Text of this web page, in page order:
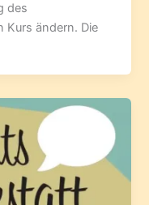
des
Kurs ändern. Die